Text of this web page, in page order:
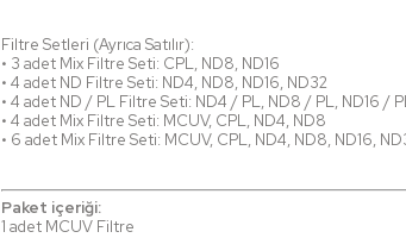
Filtre Setleri (Ayrıca Satılır):
• 3 adet Mix Filtre Seti: CPL, ND8, ND16
• 4 adet ND Filtre Seti: ND4, ND8, ND16, ND32
• 4 adet ND / PL Filtre Seti: ND4 / PL, ND8 / PL, ND16 /
• 4 adet Mix Filtre Seti: MCUV, CPL, ND4, ND8
• 6 adet Mix Filtre Seti: MCUV, CPL, ND4, ND8, ND16,
Paket içeriği:
1 adet MCUV Filtre